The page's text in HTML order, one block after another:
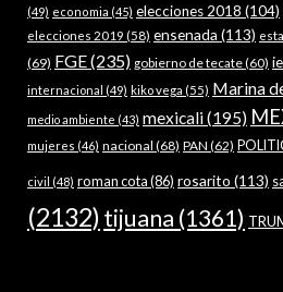
(49) economia (45) elecciones 2018 (104)
elecciones 2019 (58) ensenada (113)
(69) FGE(235) gobierno de tecate(60)
internacional (49) kiko vega (55) Marina
medio ambiente (43) mexicali(195)
mujeres (46) nacional (68) PAN (62)
civil (48) roman cota(86) rosarito (113)
(2132) tijuana (1361)